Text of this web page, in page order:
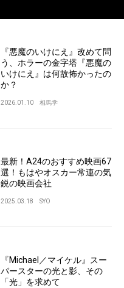
『悪魔のいけにえ』改めて問
う、ホラーの金字塔『悪魔の
いけにえ』は何故怖かったの
か？
2026.01.10 相馬学
最新！A24のおすすめ映画67
選！もはやオスカー常連の気
鋭の映画会社
2025.03.18 SYO
『Michael／マイケル』スー
パースターの光と影、その
「光」を求めて